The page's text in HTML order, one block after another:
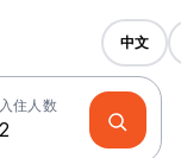
入住人数
中文